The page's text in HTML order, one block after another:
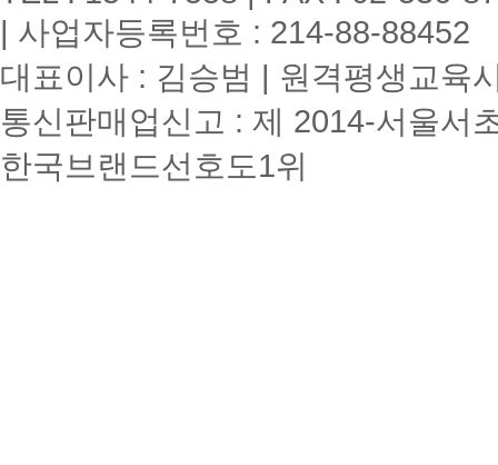
| 사업자등록번호 : 214-88-88452
대표이사 : 김승범 | 원격평생교육
통신판매업신고 : 제 2014-서울서
한국브랜드선호도1위